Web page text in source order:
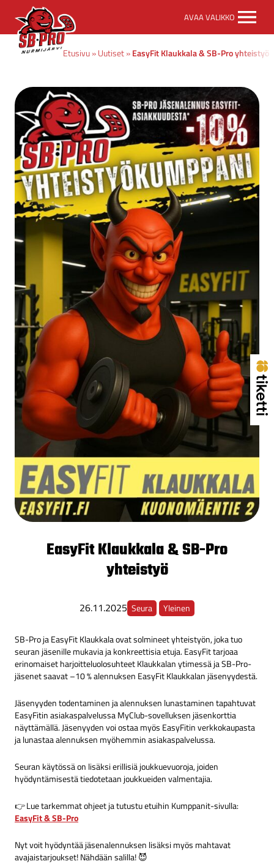
Pro
etusivulle
AVAA VALIKKO
Etusivu»Uutiset»EasyFit Klaukkala & SB-Pro yhteistyö
EasyFit Klaukkala & SB-Pro
yhteistyö
26.11.2025 Seura Yleinen
SB-Pro ja EasyFit Klaukkala ovat solmineet yhteistyön, joka tuo
seuran jäsenille mukavia ja konkreettisia etuja. EasyFit tarjoaa
erinomaiset harjoitteluolosuhteet Klaukkalan ytimessä ja SB-Pro-
jäsenet saavat –10 % alennuksen EasyFit Klaukkalan jäsenyydestä.
Jäsenyyden todentaminen ja alennuksen lunastaminen tapahtuvat
EasyFitin asiakaspalvelussa MyClub-sovelluksen jäsenkorttia
näyttämällä. Jäsenyyden voi ostaa myös EasyFitin verkkokaupasta
ja lunastaa alennuksen myöhemmin asiakaspalvelussa.
Seuran käytössä on lisäksi erillisiä joukkuevuoroja, joiden
hyödyntämisestä tiedotetaan joukkueiden valmentajia.
👉 Lue tarkemmat ohjeet ja tutustu etuihin Kumppanit-sivulla:
EasyFit & SB-Pro
Nyt voit hyödyntää jäsenalennuksen lisäksi myös mahtavat
avajaistarjoukset! Nähdään salilla! 😈